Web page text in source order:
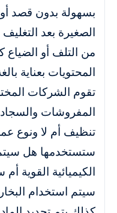
بسهولة بدون قصد
الصغيرة بعد
من التلف أو
المحتويات بعناية
تقوم الشركات
المفروشات
تنظيف أم لا ونوع
ستستخدمها هل
الكيميائية القوية
سيتم استخدام